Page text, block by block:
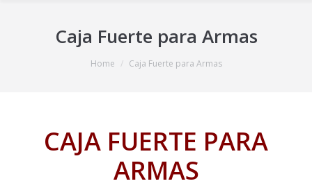
Caja Fuerte para Armas
Home Caja Fuerte para Armas
CAJA FUERTE PARA
ARMAS